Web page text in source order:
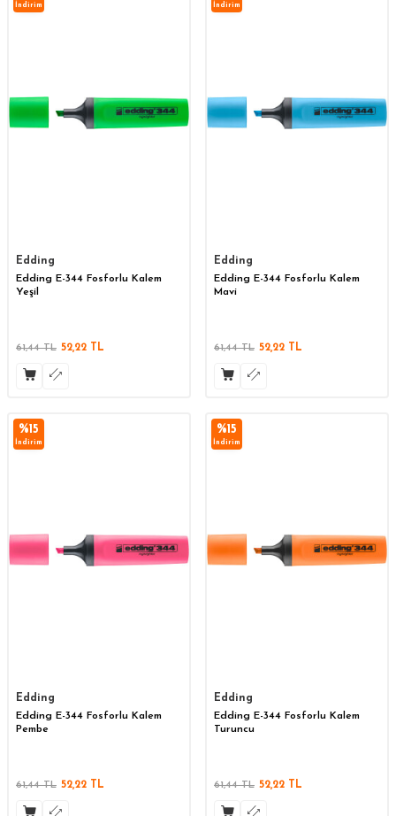
İndirim
Edding
Edding E-344 Fosforlu Kalem
Yeşil
61,44TL 52,22 TL
İndirim
Edding
Edding E-344 Fosforlu Kalem
Mavi
61,44TL 52,22 TL
%15
İndirim
Edding
Edding E-344 Fosforlu Kalem
Pembe
61,44TL 52,22 TL
%15
İndirim
Edding
Edding E-344 Fosforlu Kalem
Turuncu
61,44TL 52,22 TL